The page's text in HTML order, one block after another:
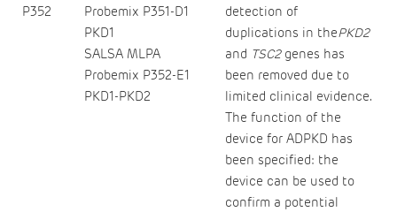
P352
Probemix P351-D1
PKD1
SALSA MLPA
Probemix P352-E1
PKD1-PKD2
detection of
duplications in thePKD2
and TSC2genes has
been removed due to
limited clinical evidence.
The function of the
device for ADPKD has
been specified: the
device can be used to
confirm a potential